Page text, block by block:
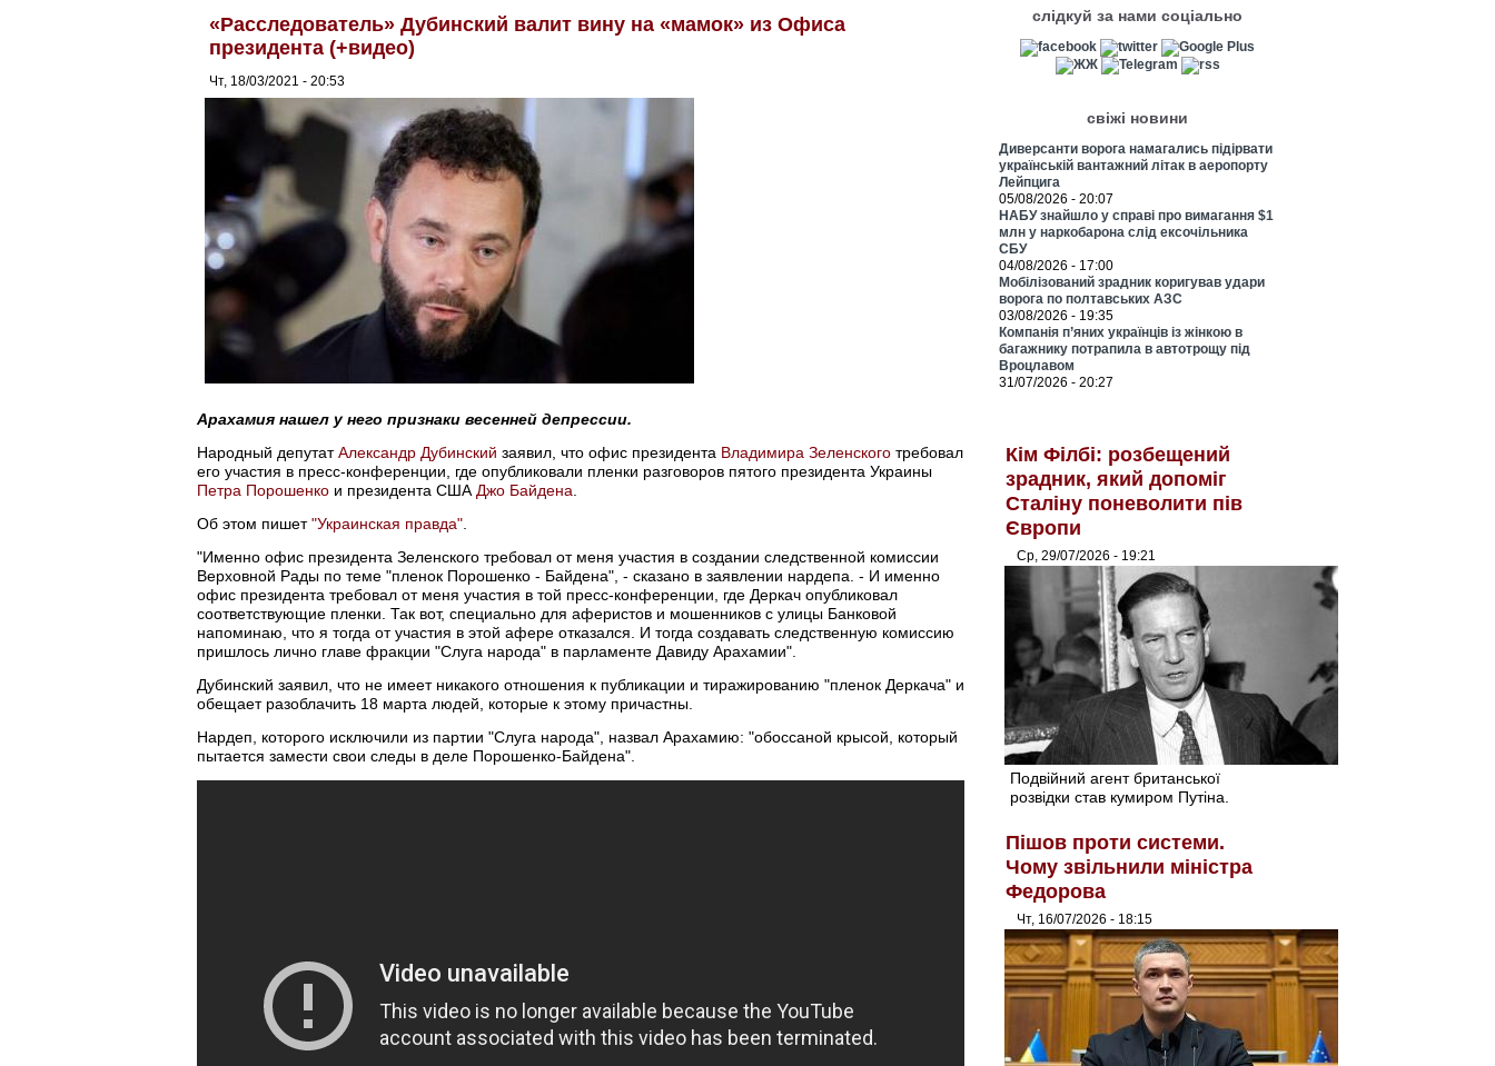
«Расследователь» Дубинский валит вину на «мамок» из Офиса
президента (+видео)
Чт, 18/03/2021 - 20:53
Арахамия нашел у него признаки весенней депрессии.
Народный депутатАлександр Дубинский заявил, что офис президента Владимира Зеленского требовал
его участия в пресс-конференции, где опубликовали пленки разговоров пятого президента Украины
Петра Порошенко и президента США Джо Байдена
Об этом пишет"Украинская правда"
"Именно офис президента Зеленского требовал от меня участия в создании следственной комиссии
Верховной Рады по теме "пленок Порошенко - Байдена", - сказано в заявлении нардепа. - И именно
офис президента требовал от меня участия в той пресс-конференции, где Деркач опубликовал
соответствующие пленки. Так вот, специально для аферистов и мошенников с улицы Банковой
напоминаю, что я тогда от участия в этой афере отказался. И тогда создавать следственную комиссию
пришлось лично главе фракции "Слуга народа" в парламенте Давиду Арахамии".
Дубинский заявил, что не имеет никакого отношения к публикации и тиражированию "пленок Деркача" и
обещает разоблачить 18 марта людей, которые к этому причастны.
Нардеп, которого исключили из партии "Слуга народа", назвал Арахамию: "обоссаной крысой, который
пытается замести свои следы в деле Порошенко-Байдена".
слідкуй за нами соціально
свіжі новини
Диверсанти ворога намагались підірвати
українській вантажний літак в аеропорту
Лейпцига
05/08/2026 - 20:07
НАБУ знайшло у справі про вимагання $1
млн у наркобарона слід ексочільника
СБУ
04/08/2026 - 17:00
Мобілізований зрадник коригував удари
ворога по полтавських АЗС
03/08/2026 - 19:35
Компанія п’яних українців із жінкою в
багажнику потрапила в автотрощу під
Вроцлавом
31/07/2026 - 20:27
Кім Філбі: розбещений
зрадник, який допоміг
Сталіну поневолити пів
Європи
Ср, 29/07/2026 - 19:21
Подвійний агент британської
розвідки став кумиром Путіна.
Пішов проти системи.
Чому звільнили міністра
Федорова
Чт, 16/07/2026 - 18:15